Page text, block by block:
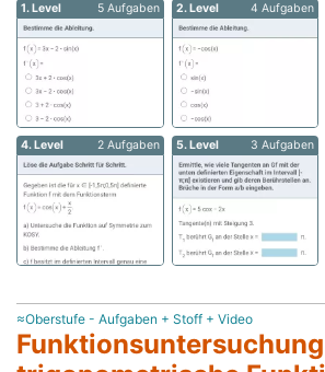
1. Level 5 Aufgaben 2. Level 4 Aufgaben
4. Level 2 Aufgaben 5. Level 3 Aufgaben
≈Oberstufe - Aufgaben + Stoff + Video